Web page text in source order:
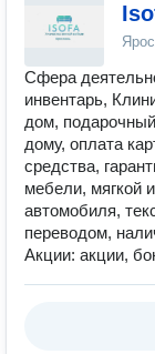
Сфера
инвентарь,
дом,
дому, оплата
средства,
мебели, мягкой
автомобиля,
переводом,
Акции: акции,